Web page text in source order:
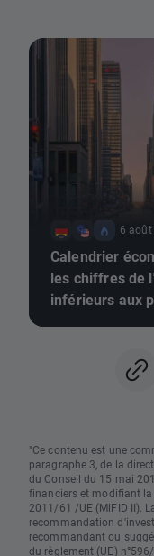
6
Calendrier
les chiffres de
inférieurs aux
"Ce contenu est une
paragraphe 3, de la
du Conseil du 15 mai
financiers et modifiant
2011/61 /UE (MiFID II).
recommandation
recommandant ou
du règlement (UE)